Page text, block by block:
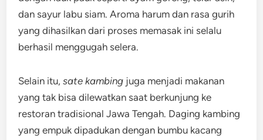
dan sayur labu siam. Aroma harum dan rasa gurih
yang dihasilkan dari proses memasak ini selalu
berhasil menggugah selera.
Selain itu,sate kambing juga menjadi makanan
yang tak bisa dilewatkan saat berkunjung ke
restoran tradisional Jawa Tengah. Daging kambing
yang empuk dipadukan dengan bumbu kacang